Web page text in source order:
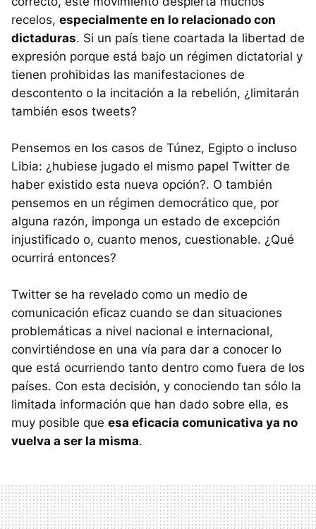
recelos, especialmente en lo relacionado con
dictaduras. Si un país tiene coartada la libertad de
expresión porque está bajo un régimen dictatorial y
tienen prohibidas las manifestaciones de
descontento o la incitación a la rebelión, ¿limitarán
también esos tweets?
Pensemos en los casos de Túnez, Egipto o incluso
Libia: ¿hubiese jugado el mismo papel Twitter de
haber existido esta nueva opción?. O también
pensemos en un régimen democrático que, por
alguna razón, imponga un estado de excepción
injustificado o, cuanto menos, cuestionable. ¿Qué
ocurrirá entonces?
Twitter se ha revelado como un medio de
comunicación eficaz cuando se dan situaciones
problemáticas a nivel nacional e internacional,
convirtiéndose en una vía para dar a conocer lo
que está ocurriendo tanto dentro como fuera de los
países. Con esta decisión, y conociendo tan sólo la
limitada información que han dado sobre ella, es
muy posible que esa eficacia comunicativa ya no
vuelva a ser la misma.